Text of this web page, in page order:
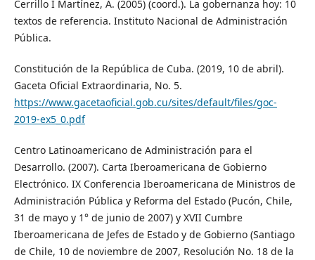
Cerrillo I Martínez, A. (2005) (coord.). La gobernanza hoy: 10
textos de referencia. Instituto Nacional de Administración
Pública.
Constitución de la República de Cuba. (2019, 10 de abril).
Gaceta Oficial Extraordinaria, No. 5.
https://www.gacetaoficial.gob.cu/sites/default/files/goc-
2019-ex5_0.pdf
Centro Latinoamericano de Administración para el
Desarrollo. (2007). Carta Iberoamericana de Gobierno
Electrónico. IX Conferencia Iberoamericana de Ministros de
Administración Pública y Reforma del Estado (Pucón, Chile,
31 de mayo y 1° de junio de 2007) y XVII Cumbre
Iberoamericana de Jefes de Estado y de Gobierno (Santiago
de Chile, 10 de noviembre de 2007, Resolución No. 18 de la